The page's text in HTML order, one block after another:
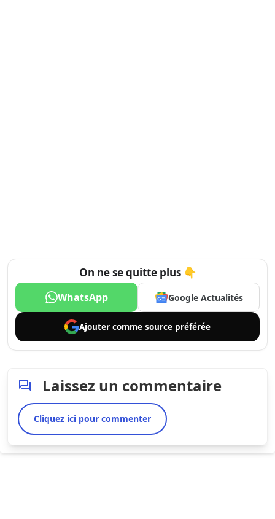
On ne se quitte plus 👇
WhatsApp Google Actualités
Ajouter comme source préférée
Laissez un commentaire
Cliquez ici pour commenter